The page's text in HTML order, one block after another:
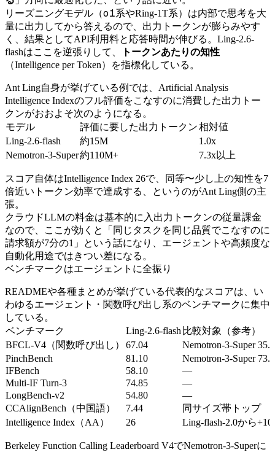
リーズニングモデル（o1系やRing-1T系）は内部で思考を大
量に出力してから答えるので、出力トークンが膨らみやす
く、結果としてAPI利用料と応答時間が伸びる。Ling-2.6-
flashはここを逆張りして、
トークンあたりの知性
（Intelligence per Token）を指標化している。
Ant Ling自身が挙げている例では、Artificial Analysis
Intelligence Indexのフル評価をこなすのに消費した出力トー
クンがおおよそ次のようになる。
モデル
評価に要した出力トークン相対値
Ling-2.6-flash
約15M
1.0x
Nemotron-3-Super約110M+ 7.3x以上
スコア自体はIntelligence Index 26で、同等〜少し上の知性を7
倍近いトークン効率で達成する、というのがAnt Ling側の主
張。
クラウドLLMの料金は基本的に入出力トークンの従量課金
なので、ここが効くと「同じタスクを同じ品質でこなすのに
請求額が7分の1」という話になり、エージェントや高頻度な
自動化用途ではきつい差になる。
ベンチマークはエージェントに全振り
READMEや各種まとめが挙げている代表的なスコアは、い
わゆるエージェント・関数呼び出し系のベンチマークに集中
している。
ベンチマーク
Ling-2.6-flash 比較対象（参考）
BFCL-V4（関数呼び出し）
67.04
Nemotron-3-Super
PinchBench
81.10
Nemotron-3-Super
IFBench
58.10
—
Multi-IF Turn-3
74.85
—
LongBench-v2
54.80
—
CCAlignBench（中国語）
7.44
同サイズ帯トップ
Intelligence Index（AA）
26 Ling-flash-2.0から+10
Berkeley Function Calling Leaderboard V4でNemotron-3-Superに